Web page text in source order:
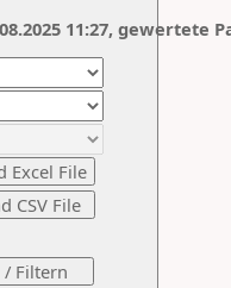
11:27, gewertete